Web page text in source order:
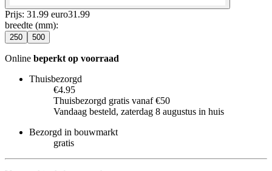
Prijs: 31.99 euro31 .99
breedte (mm):
250 500
Online beperkt op voorraad
Thuisbezorgd
€4.95
Thuisbezorgd gratis vanaf €50
Vandaag besteld, zaterdag 8 augustus in huis
Bezorgd in bouwmarkt
gratis